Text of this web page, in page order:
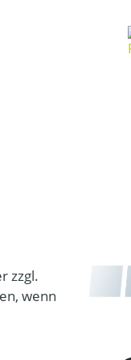
zzgl.
wenn